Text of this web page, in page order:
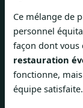
Ce mélange de
personnel
façon dont vous
restauration
fonctionne,
équipe satisfaite.